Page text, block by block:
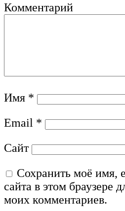
Комментарий
Имя *
Email *
Сайт
Сохранить моё имя,
сайта в этом браузере
моих комментариев.